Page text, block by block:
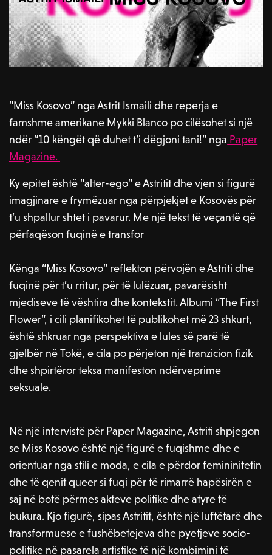
“Miss Kosovo” nga Astrit Ismaili dhe reperja e
famshme amerikane Mykki Blanco po cilësohet si një
ndër “10 këngët që duhet t’i dëgjoni tani!” nga Paper
Magazine.
Ky epitet është “alter-ego” e Astritit dhe vjen si figurë
imagjinare e frymëzuar nga përpjekjet e Kosovës për
t’u shpallur shtet i pavarur. Me një tekst të veçantë që
përfaqëson fuqinë e transfor
Kënga “Miss Kosovo” reflekton përvojën e Astriti dhe
fuqinë për t’u rritur, për të lulëzuar, pavarësisht
mjediseve të vështira dhe kontekstit. Albumi “The First
Flower”, i cili planifikohet të publikohet më 23 shkurt,
është shkruar nga perspektiva e lules së parë të
gjelbër në Tokë, e cila po përjeton një tranzicion fizik
dhe shpirtëror teksa manifeston ndërveprime
seksuale.
Në një intervistë për Paper Magazine, Astriti shpjegon
se Miss Kosovo është një figurë e fuqishme dhe e
orientuar nga stili e moda, e cila e përdor femininitetin
dhe të qenit queer si fuqi për të rimarrë hapësirën e
saj në botë përmes akteve politike dhe atyre të
bukura. Kjo figurë, sipas Astritit, është një luftëtarë dhe
transformuese e fushëbetejeva dhe pyetjeve socio-
politike në pasarela artistike të një kombimini të